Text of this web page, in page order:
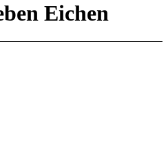
Eichen